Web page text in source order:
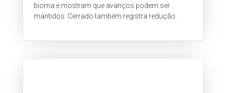
bioma e mostram que avanços podem ser
mantidos. Cerrado também registra redução.